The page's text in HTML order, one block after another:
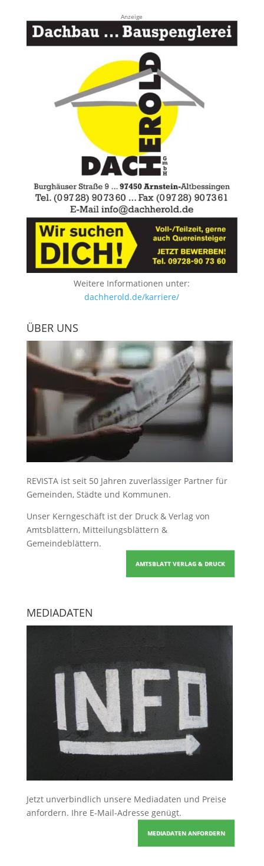
Anzeige
Weitere Informationen unter:
dachherold.de/karriere/
ÜBER UNS
REVISTA ist seit 50 Jahren zuverlässiger Partner für
Gemeinden, Städte und Kommunen.
Unser Kerngeschäft ist der Druck & Verlag von
Amtsblättern, Mitteilungsblättern &
Gemeindeblättern.
AMTSBLATT VERLAG & DRUCK
MEDIADATEN
Jetzt unverbindlich unsere Mediadaten und Preise
anfordern. Ihre E-Mail-Adresse genügt.
MEDIADATEN ANFORDERN